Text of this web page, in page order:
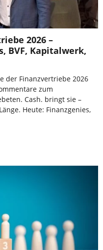
2026 –
BVF, Kapitalwerk,
der Finanzvertriebe 2026
zum
Cash. bringt sie –
Heute: Finanzgenies,